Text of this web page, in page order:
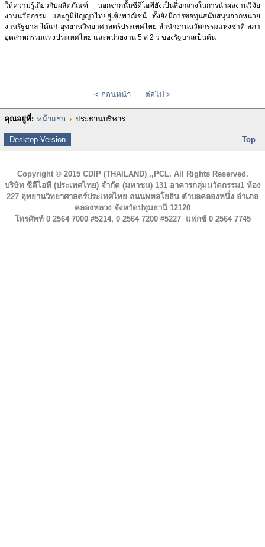
ให้ความรู้เกี่ยวกับผลิตภัณฑ์ นอกจากนั้นซีดีไอพียังเป็นสื่อกลางในการนำผลงานวิจัย
งานนวัตกรรม และภูมิปัญญาไทยสู่เชิงพาณิชน์ ทั้งยังมีการขอทุนสนับสนุนจากหน่วย
งานรัฐบาล ได้แก่ อุทยานวิทยาศาสตร์ประเทศไทย สำนักงานนวัตกรรมแห่งชาติ สภา
อุตสาหกรรมแห่งประเทศไทย และหน่วยงาน 5 ส 2 ว ของรัฐบาลเป็นต้น
< ก่อนหน้า ต่อไป >
คุณอยู่ที่: หน้าแรก ประธานบริหาร
Desktop Version Top
Copyright © 2015 CDIP (THAILAND) .,PCL. All Rights Reserved.
บริษัท ซีดีไอพี (ประเทศไทย) จำกัด (มหาชน) 131 อาคารกลุ่มนวัตกรรม1 ห้อง
227 อุทยานวิทยาศาสตร์ประเทศไทย ถนนพหลโยธิน ตำบลคลองหนึ่ง อำเภอ
คลองหลวง จังหวัดปทุมธานี 12120
โทรศัพท์ 0 2564 7000 #5214, 0 2564 7200 #5227 แฟกซ์ 0 2564 7745